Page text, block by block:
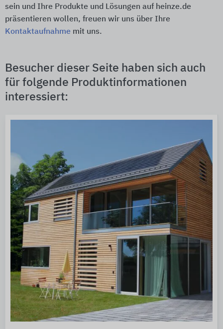
sein und Ihre Produkte und Lösungen auf heinze.de
präsentieren wollen, freuen wir uns über Ihre
Kontaktaufnahme mit uns.
Besucher dieser Seite haben sich auch
für folgende Produktinformationen
interessiert: